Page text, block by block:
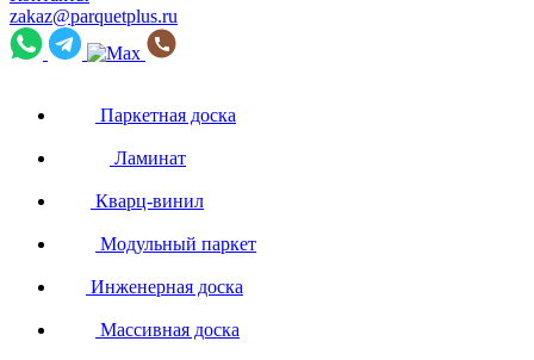
zakaz@parquetplus.ru
Паркетная доска
Ламинат
Кварц-винил
Модульный паркет
Инженерная доска
Массивная доска